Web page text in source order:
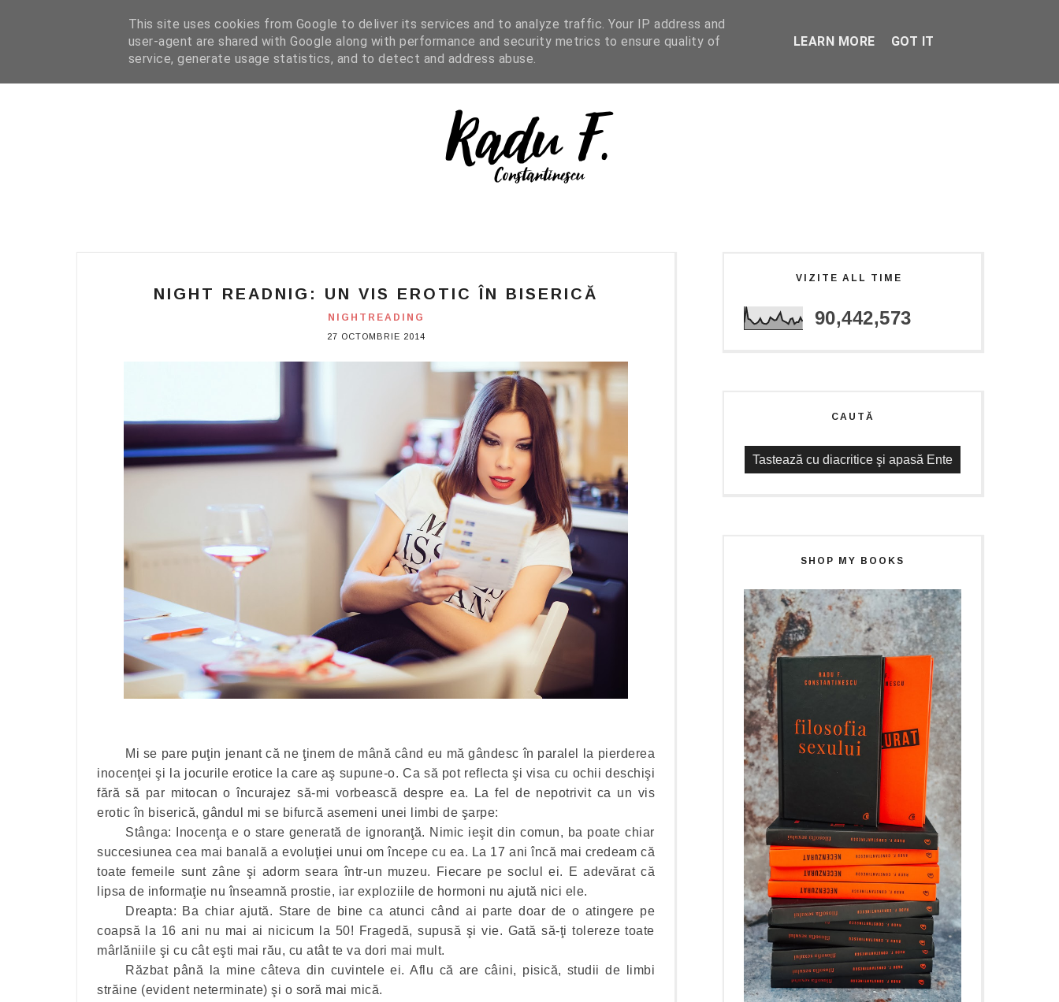
I WANT YOUR TEXT COFFEE READING NIGHT READING ENGLISH SHOP
NIGHT READNIG: UN VIS EROTIC ÎN BISERICĂ
NIGHTREADING
27 OCTOMBRIE 2014
Mi se pare puţin jenant că ne ţinem de mână când eu mă gândesc în paralel la pierderea
inocenţei şi la jocurile erotice la care aş supune-o. Ca să pot reflecta şi visa cu ochii deschişi
fără să par mitocan o încurajez să-mi vorbească despre ea. La fel de nepotrivit ca un vis
erotic în biserică, gândul mi se bifurcă asemeni unei limbi de şarpe:
Stânga: Inocenţa e o stare generată de ignoranţă. Nimic ieşit din comun, ba poate chiar
succesiunea cea mai banală a evoluţiei unui om începe cu ea. La 17 ani încă mai credeam că
toate femeile sunt zâne şi adorm seara într-un muzeu. Fiecare pe soclul ei. E adevărat că
lipsa de informaţie nu înseamnă prostie, iar exploziile de hormoni nu ajută nici ele.
Dreapta: Ba chiar ajută. Stare de bine ca atunci când ai parte doar de o atingere pe
coapsă la 16 ani nu mai ai nicicum la 50! Fragedă, supusă şi vie. Gată să-ţi tolereze toate
mârlăniile şi cu cât eşti mai rău, cu atât te va dori mai mult.
Răzbat până la mine câteva din cuvintele ei. Aflu că are câini, pisică, studii de limbi
străine (evident neterminate) şi o soră mai mică.
VIZITE ALL TIME
90,442,573
CAUTĂ
SHOP MY BOOKS
This site uses cookies from Google to deliver its services and to analyze traffic. Your IP address and
user-agent are shared with Google along with performance and security metrics to ensure quality of
service, generate usage statistics, and to detect and address abuse.
LEARN MORE GOT IT